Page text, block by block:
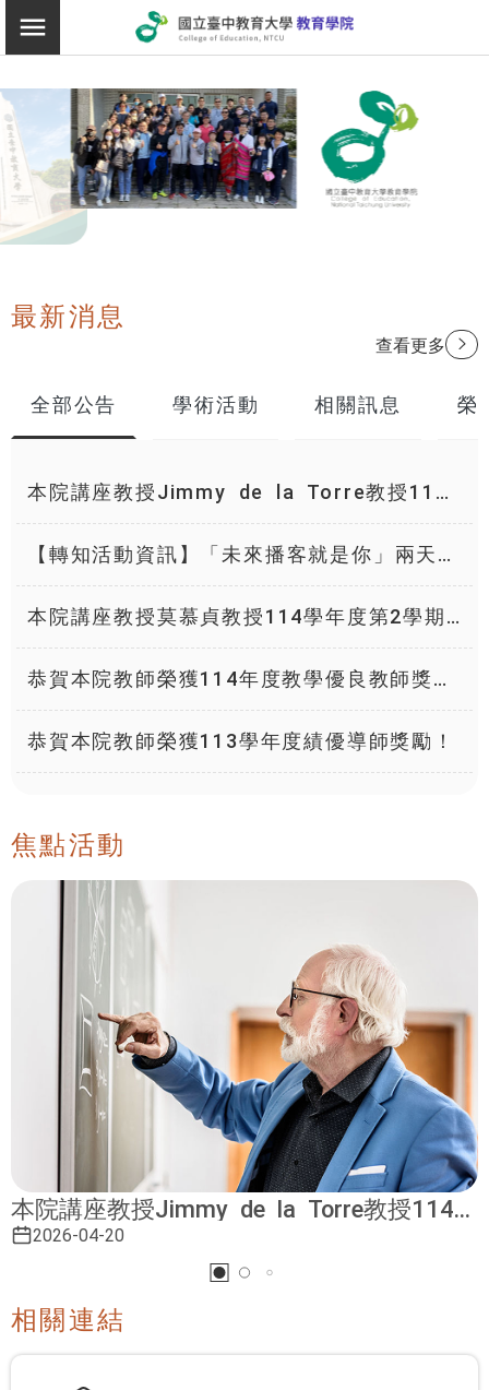
切換選單
教育學院
最新消息
查看更多
全部公告 學術活動 相關訊息 榮
本院講座教授Jimmy de la Torre教授114
有興趣的師長、同學們參加！
【轉知活動資訊】「未來播客就是你」兩天一
本院講座教授莫慕貞教授114學年度第2學期2
學們參加！
恭賀本院教師榮獲114年度教學優良教師獎
恭賀本院教師榮獲113學年度績優導師獎勵！
焦點活動
本院講座教授Jimmy de la Torre教授114學
年度第2學期2場專題演講資訊如下，歡迎有
興趣的師長、同學們參加！
2026-04-20
相關連結